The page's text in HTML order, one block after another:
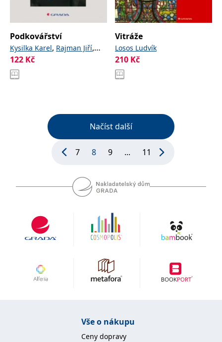
Podkovářství
Kysilka Karel, Rajman Jiří,
Vítek Zdeněk
122 Kč
Vitráže
Losos Ludvík
210 Kč
Načíst další
7 8 9 ... 11
Vše o nákupu
Ceny dopravy